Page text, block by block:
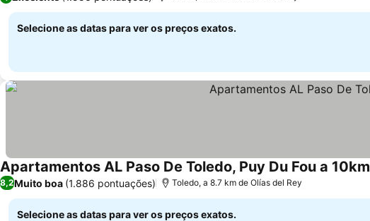
Selecione as datas para ver os preços exatos.
Apartamentos AL Paso De Toledo, Puy Du Fou a 10km
8,2Muito boa (1.886 pontuações) Toledo, a 8.7 km de Olías del Rey
Selecione as datas para ver os preços exatos.